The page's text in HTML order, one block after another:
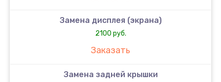
Замена дисплея (экрана)
2100 руб.
Заказать
Замена задней крышки